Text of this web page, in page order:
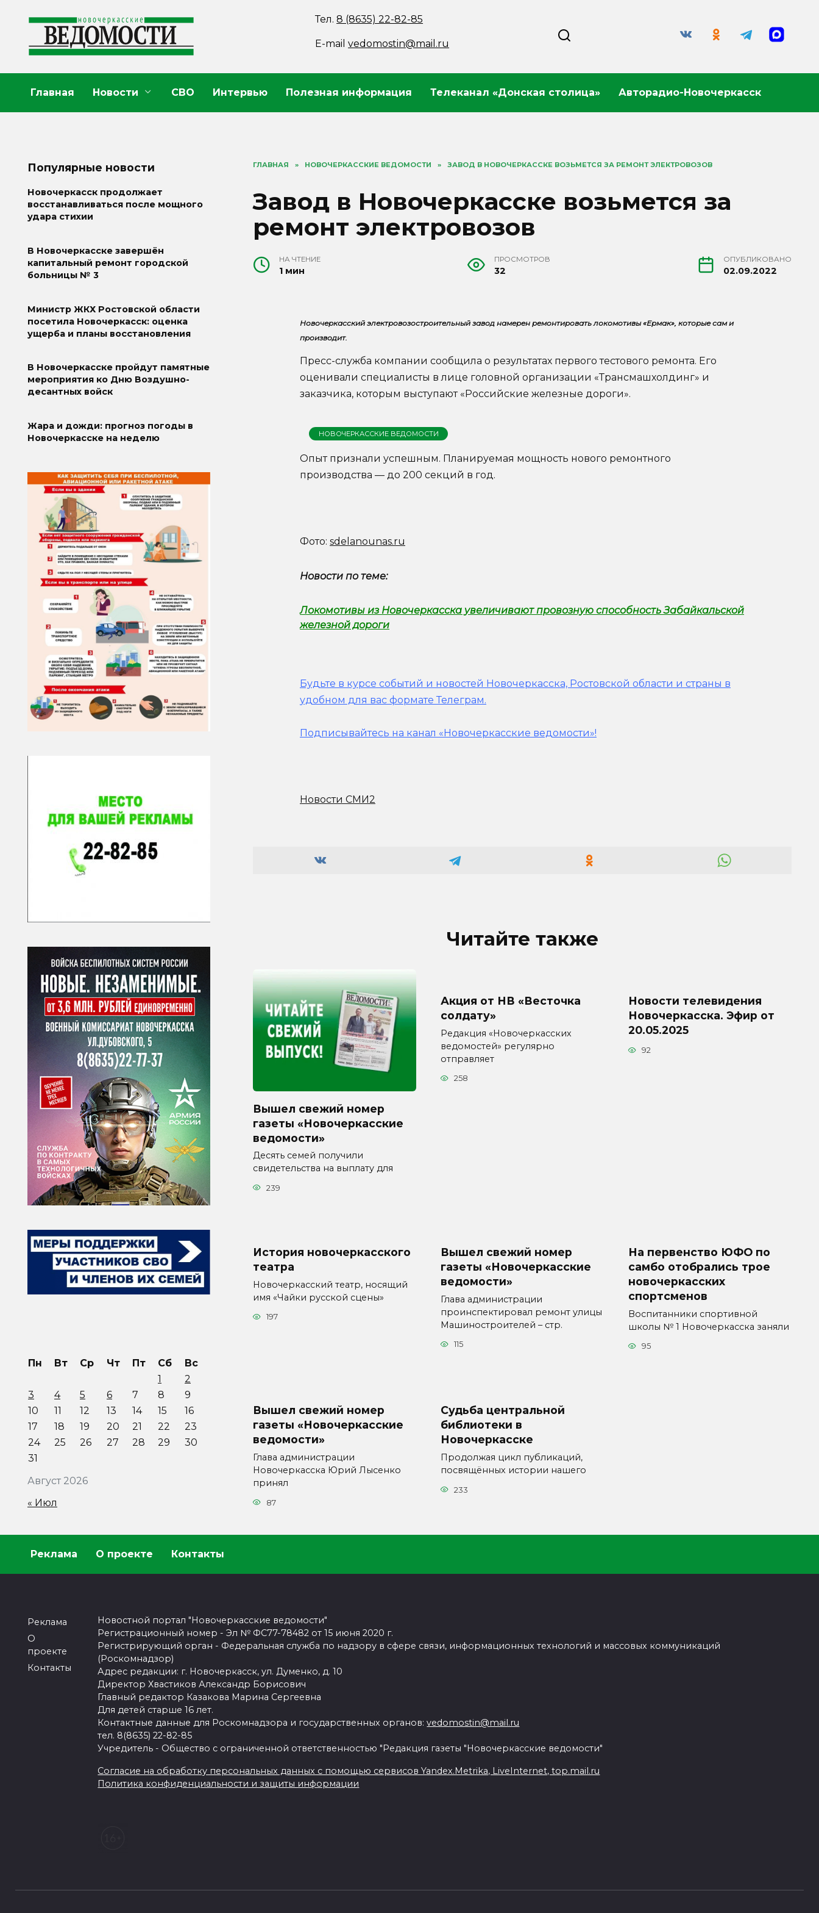
содержанию
Тел.8 (8635) 22-82-85
E-mailvedomostin@mail.ru
Главная Новости СВО Интервью Полезная информация Телеканал «Донская столица» Авторадио-Новочеркасск
ГЛАВНАЯ » НОВОЧЕРКАССКИЕ ВЕДОМОСТИ » ЗАВОД В НОВОЧЕРКАССКЕ ВОЗЬМЕТСЯ ЗА РЕМОНТ ЭЛЕКТРОВОЗОВ
Завод в Новочеркасске возьмется за
ремонт электровозов
НА ЧТЕНИЕ
1 мин
ПРОСМОТРОВ
32
ОПУБЛИКОВАНО
02.09.2022
Новочеркасский электровозостроительный завод намерен ремонтировать локомотивы «Ермак», которые сам и
производит.
Пресс-служба компании сообщила о результатах первого тестового ремонта. Его
оценивали специалисты в лице головной организации «Трансмашхолдинг» и
заказчика, которым выступают «Российские железные дороги».
НОВОЧЕРКАССКИЕ ВЕДОМОСТИ
Опыт признали успешным. Планируемая мощность нового ремонтного
производства — до 200 секций в год.
Фото: sdelanounas.ru
Новости по теме:
Локомотивы из Новочеркасска увеличивают провозную способность Забайкальской
железной дороги
Будьте в курсе событий и новостей Новочеркасска, Ростовской области и страны в
удобном для вас формате Телеграм.
Подписывайтесь на канал «Новочеркасские ведомости»!
Новости СМИ2
Читайте также
Вышел свежий номер
газеты «Новочеркасские
ведомости»
Десять семей получили
свидетельства на выплату для
239
Акция от НВ «Весточка
солдату»
Редакция «Новочеркасских
ведомостей» регулярно
отправляет
258
Новости телевидения
Новочеркасска. Эфир от
20.05.2025
92
История новочеркасского
театра
Новочеркасский театр, носящий
имя «Чайки русской сцены»
197
Вышел свежий номер
газеты «Новочеркасские
ведомости»
Глава администрации
проинспектировал ремонт улицы
Машиностроителей – стр.
115
На первенство ЮФО по
самбо отобрались трое
новочеркасских
спортсменов
Воспитанники спортивной
школы № 1 Новочеркасска заняли
95
Вышел свежий номер
газеты «Новочеркасские
ведомости»
Глава администрации
Новочеркасска Юрий Лысенко
принял
87
Судьба центральной
библиотеки в
Новочеркасске
Продолжая цикл публикаций,
посвящённых истории нашего
233
Популярные новости
Новочеркасск продолжает
восстанавливаться после мощного
удара стихии
В Новочеркасске завершён
капитальный ремонт городской
больницы № 3
Министр ЖКХ Ростовской области
посетила Новочеркасск: оценка
ущерба и планы восстановления
В Новочеркасске пройдут памятные
мероприятия ко Дню Воздушно-
десантных войск
Жара и дожди: прогноз погоды в
Новочеркасске на неделю
Август 2026
Пн Вт Ср Чт Пт Сб
Вс
1
2
3
4 5 6 7 8
9
10
11 12 13 14 15
16
17
18 19 20 21 22
23
24
25 26 27 28 29
30
31
« Июл
Реклама О проекте Контакты
Реклама
О
проекте
Контакты
Новостной портал "Новочеркасские ведомости"
Регистрационный номер - Эл № ФС77-78482 от 15 июня 2020 г.
Регистрирующий орган - Федеральная служба по надзору в сфере связи, информационных технологий и массовых коммуникаций
(Роскомнадзор)
Адрес редакции: г. Новочеркасск, ул. Думенко, д. 10
Директор Хвастиков Александр Борисович
Главный редактор Казакова Марина Сергеевна
Для детей старше 16 лет.
Контактные данные для Роскомнадзора и государственных органов:vedomostin@mail.ru
тел. 8(8635) 22-82-85
Учредитель - Общество с ограниченной ответственностью "Редакция газеты "Новочеркасские ведомости"
Согласие на обработку персональных данных с помощью сервисов Yandex.Metrika, LiveInternet, top.mail.ru
Политика конфиденциальности и защиты информации